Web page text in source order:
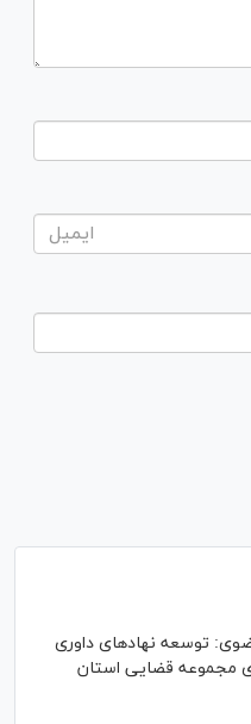
توسعه نهاد‌های داوری
مجموعه قضایی استان